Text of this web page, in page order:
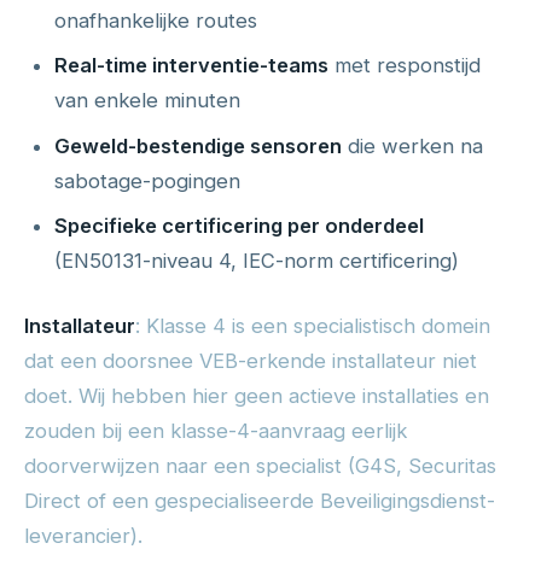
onafhankelijke routes
Real-time interventie-teams met responstijd
van enkele minuten
Geweld-bestendige sensoren die werken na
sabotage-pogingen
Specifieke certificering per onderdeel
(EN50131-niveau 4, IEC-norm certificering)
Installateur: Klasse 4 is een specialistisch domein
dat een doorsnee VEB-erkende installateur niet
doet. Wij hebben hier geen actieve installaties en
zouden bij een klasse-4-aanvraag eerlijk
doorverwijzen naar een specialist (G4S, Securitas
Direct of een gespecialiseerde Beveiligingsdienst-
leverancier).